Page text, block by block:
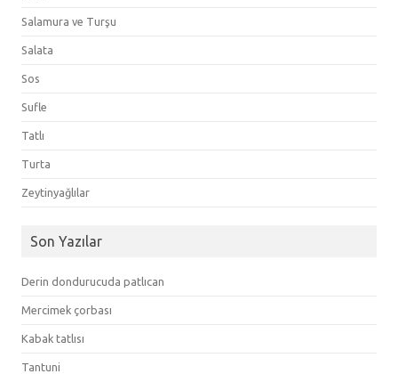
Salamura ve Turşu
Salata
Sos
Sufle
Tatlı
Turta
Zeytinyağlılar
Son Yazılar
Derin dondurucuda patlıcan
Mercimek çorbası
Kabak tatlısı
Tantuni